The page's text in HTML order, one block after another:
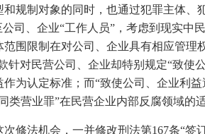
和规制对象的同时，也通过犯罪主体
司、企业“工作人员”，考虑到现实中
围限制在对公司、企业具有相应管理
针对民营公司、企业却特别规定“致使
为认定标准；而“致使公司、企业利
营业罪”在民营企业内部反腐领域的适
修法机会，一并修改刑法第167条“签